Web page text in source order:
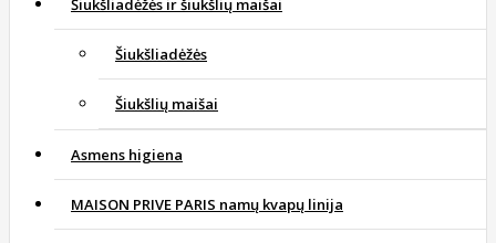
Šiukšliadėžės ir šiukšlių maišai
Šiukšliadėžės
Šiukšlių maišai
Asmens higiena
MAISON PRIVE PARIS namų kvapų linija